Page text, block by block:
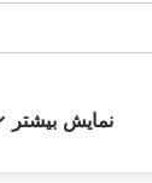
نمایش بیشتر